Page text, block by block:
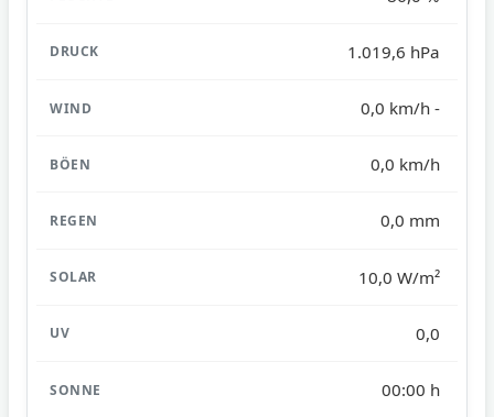
1.019,6 hPa
0,0 km/h -
0,0 km/h
0,0 mm
10,0 W/m²
0,0
00:00 h